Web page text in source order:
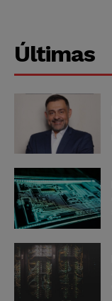
Últimas